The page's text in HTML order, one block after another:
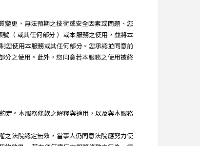
變更、無法預期之技術或安全因素或問題、您
（ 或其任何部分 ）或本服務之使用，並將本
您使用本服務或其任何部分。您承認並同意前
分之使用。此外，您同意若本服務之使用被終
定。本服務條款之解釋與適用，以及與本服務
之法院認定無效，當事人仍同意法院應努力使